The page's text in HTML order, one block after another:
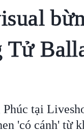
Tử
tại
'có cánh' từ